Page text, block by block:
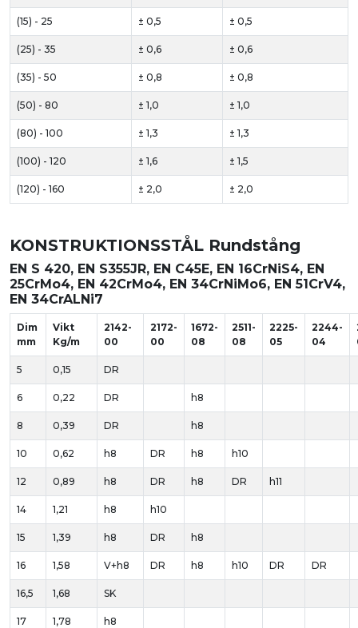
(15) - 25 ± 0,5 ± 0,5
(25) - 35 ± 0,6 ± 0,6
(35) - 50 ± 0,8 ± 0,8
(50) - 80 ± 1,0 ± 1,0
(80) - 100 ± 1,3 ± 1,3
(100) - 120 ± 1,6 ± 1,5
(120) - 160 ± 2,0 ± 2,0
KONSTRUKTIONSSTÅL Rundstång
EN S 420, EN S355JR, EN C45E, EN 16CrNiS4, EN
25CrMo4, EN 42CrMo4, EN 34CrNiMo6, EN 51CrV4,
EN 34CrALNi7
Dim
mm
Vikt
Kg/m
2142-
00
2172-
00
1672-
08
2511-
08
2225-
05
2244-
04
5 0,15 DR
6 0,22 DR h8
8 0,39 DR h8
10 0,62 h8 DR h8 h10
12 0,89 h8 DR h8 DR h11
14 1,21 h8 h10
15 1,39 h8 DR h8
16 1,58 V+h8 DR h8 h10 DR DR
16,5 1,68 SK
17 1,78 h8